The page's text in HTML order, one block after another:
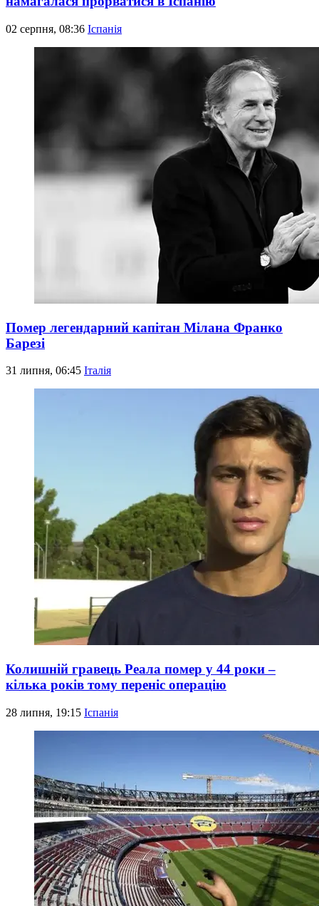
02 серпня, 08:36 Іспанія
Помер легендарний капітан Мілана Франко
Барезі
31 липня, 06:45 Італія
Колишній гравець Реала помер у 44 роки –
кілька років тому переніс операцію
28 липня, 19:15 Іспанія